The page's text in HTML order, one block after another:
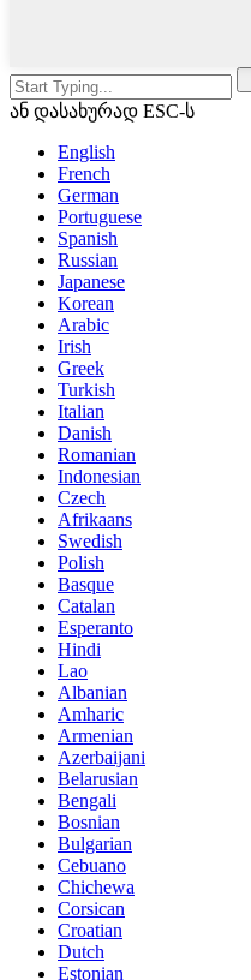
ან დასახურად ESC-ს
English
French
German
Portuguese
Spanish
Russian
Japanese
Korean
Arabic
Irish
Greek
Turkish
Italian
Danish
Romanian
Indonesian
Czech
Afrikaans
Swedish
Polish
Basque
Catalan
Esperanto
Hindi
Lao
Albanian
Amharic
Armenian
Azerbaijani
Belarusian
Bengali
Bosnian
Bulgarian
Cebuano
Chichewa
Corsican
Croatian
Dutch
Estonian